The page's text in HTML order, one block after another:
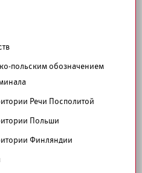
польским обозначением
Речи Посполитой
Польши
Финляндии